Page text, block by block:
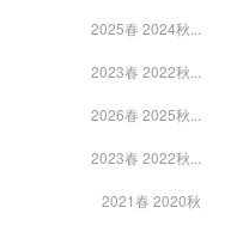
2025春 2024秋...
2023春 2022秋...
2026春 2025秋...
2023春 2022秋...
2021春 2020秋